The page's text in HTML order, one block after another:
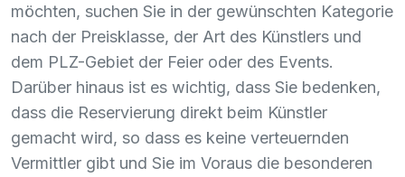
möchten, suchen Sie in der gewünschten Kategorie
nach der Preisklasse, der Art des Künstlers und
dem PLZ-Gebiet der Feier oder des Events.
Darüber hinaus ist es wichtig, dass Sie bedenken,
dass die Reservierung direkt beim Künstler
gemacht wird, so dass es keine verteuernden
Vermittler gibt und Sie im Voraus die besonderen